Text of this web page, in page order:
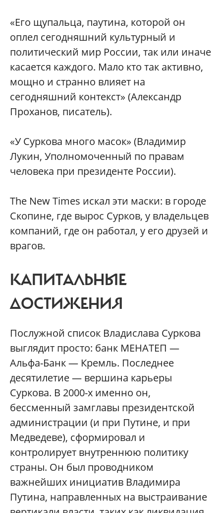
«Его щупальца, паутина, которой он
оплел сегодняшний культурный и
политический мир России, так или иначе
касается каждого. Мало кто так активно,
мощно и странно влияет на
сегодняшний контекст» (Александр
Проханов, писатель).
«У Суркова много масок» (Владимир
Лукин, Уполномоченный по правам
человека при президенте России).
The New Times искал эти маски: в городе
Скопине, где вырос Сурков, у владельцев
компаний, где он работал, у его друзей и
врагов.
КАПИТАЛЬНЫЕ
ДОСТИЖЕНИЯ
Послужной список Владислава Суркова
выглядит просто: банк МЕНАТЕП —
Альфа-Банк — Кремль. Последнее
десятилетие — вершина карьеры
Суркова. В 2000-х именно он,
бессменный замглавы президентской
администрации (и при Путине, и при
Медведеве), сформировал и
контролирует внутреннюю политику
страны. Он был проводником
важнейших инициатив Владимира
Путина, направленных на выстраивание